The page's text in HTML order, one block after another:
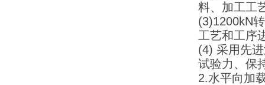
料、加工工
(3)1200kN
工艺和工序
(4) 采用先
试验力、保
2.水平向加